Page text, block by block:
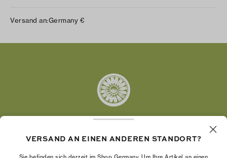
Twitter
Versand an:Germany €
Die Tory Burch Foundation stärkt die
VERSAND AN EINEN ANDEREN STANDORT?